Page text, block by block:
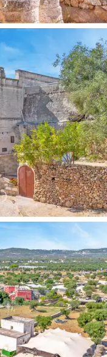
o
powietrzu.
szklarnia
się
terrarium,
na łonie natury.
na
urokliwym
do
baśniowego
się również
w jaskini oraz
to urokliwe
wraz z otwartą
Unikalną cechą
jaskinie
wspólne, a
w świetle księżyca